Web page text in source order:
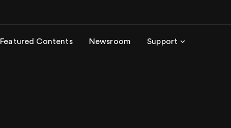
Featured Contents Newsroom Support